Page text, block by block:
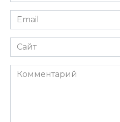
Email
*
Сайт
Комментарий